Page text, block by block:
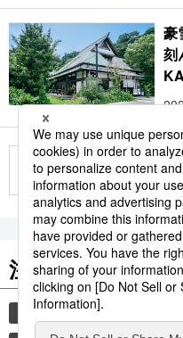
豪
刻
も
注目のキーワード
共同通信ニュース